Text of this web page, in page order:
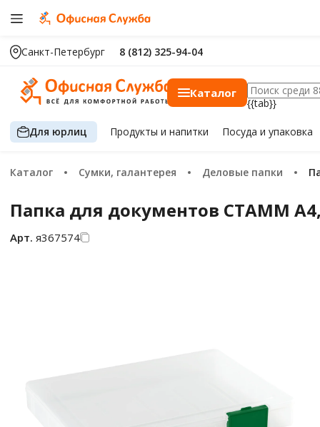
Санкт-Петербург 8 (812) 325-94-04
Каталог
{{tab}}
Для юрлиц Продуктыи напитки Посуда и упаковка
Каталог Сумки, галантерея Деловые папки
Папка для документов СТАММ
Арт. я367574